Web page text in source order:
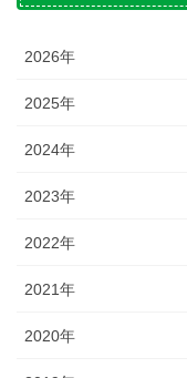
2026年
2025年
2024年
2023年
2022年
2021年
2020年